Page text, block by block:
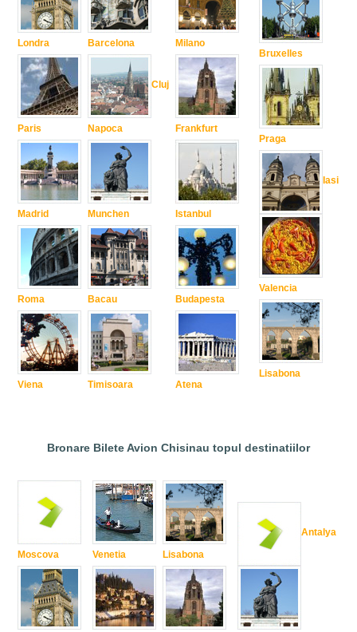
Londra
Paris
Madrid
Roma
Viena
Barcelona
Cluj
Napoca
Munchen
Bacau
Timisoara
Milano
Frankfurt
Istanbul
Budapesta
Atena
Bruxelles
Praga
Iasi
Valencia
Lisabona
Bronare Bilete Avion Chisinau topul destinatiilor
Moscova Venetia Lisabona
Antalya